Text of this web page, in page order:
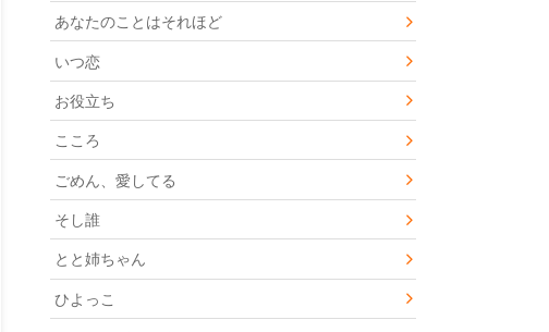
あなたのことはそれほど
いつ恋
お役立ち
こころ
ごめん、愛してる
そし誰
とと姉ちゃん
ひよっこ